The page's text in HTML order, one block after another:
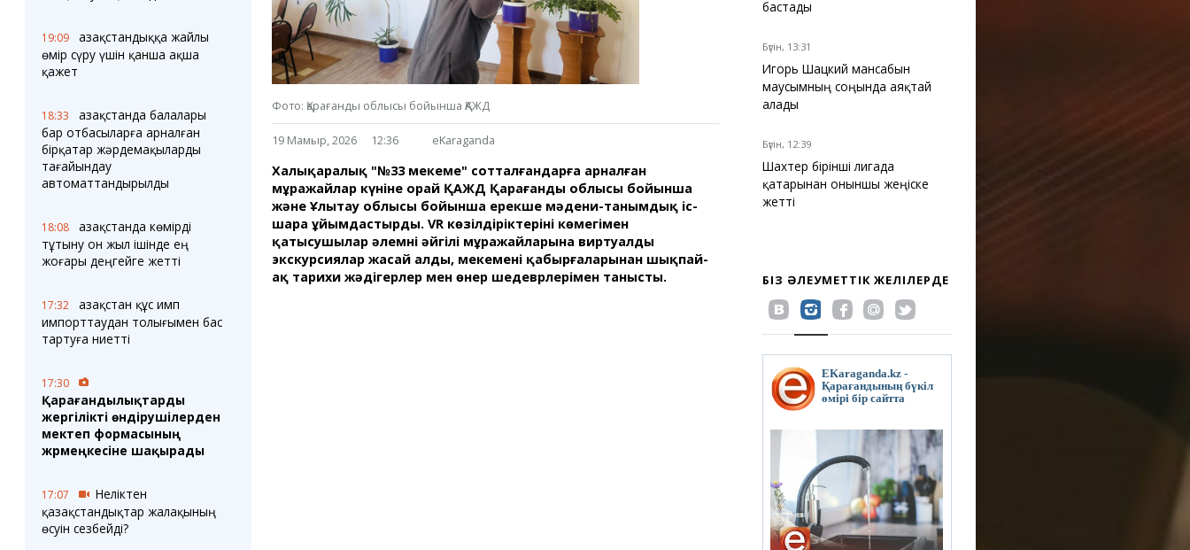
3D туры
Timelapse
Автобус аялдамалары
Төтенше жағдайлар
қызметі
Компаниялар каталогы
Шиналарды сатып
алыңыз, оңай!
19:09
Қазақстандыққа жайлы
өмір сүру үшін қанша ақша
қажет
18:33
Қазақстанда балалары
бар отбасыларға арналған
бірқатар жәрдемақыларды
тағайындау
автоматтандырылды
18:08
Қазақстанда көмірді
тұтыну он жыл ішінде ең
жоғары деңгейге жетті
17:32
Қазақстан құс имп
импорттаудан толығымен бас
тартуға ниетті
17:30
Қарағандылықтарды
жергілікті өндірушілерден
мектеп формасының
жәрмеңкесіне шақырады
17:07
Неліктен
қазақстандықтар жалақының
өсуін сезбейді?
Фото: Қарағанды облысы бойынша ҚАЖД
19 Мамыр, 2026 12:36 eKaraganda
Халықаралық "№33 мекеме" сотталғандарға арналған
мұражайлар күніне орай ҚАЖД Қарағанды облысы бойынша
және Ұлытау облысы бойынша ерекше мәдени-танымдық іс-
шара ұйымдастырды. VR көзілдіріктерінің көмегімен
қатысушылар әлемнің әйгілі мұражайларына виртуалды
экскурсиялар жасай алды, мекеменің қабырғаларынан шықпай-
ақ тарихи жәдігерлер мен өнер шедеврлерімен танысты.
бастады
Бүгін, 13:31
Игорь Шацкий мансабын
маусымның соңында аяқтай
алады
Бүгін, 12:39
Шахтер бірінші лигада
қатарынан оныншы жеңіске
жетті
БІЗ ӘЛЕУМЕТТІК ЖЕЛІЛЕРДЕ
EKaraganda.kz -
Қарағандының бүкіл
өмірі бір сайтта